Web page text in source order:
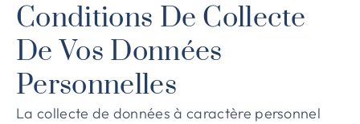
Conditions De Collecte
De Vos Données
Personnelles
La collecte de données à caractère personnel